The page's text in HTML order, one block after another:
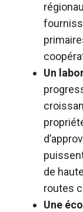
Un
de
routes
Une